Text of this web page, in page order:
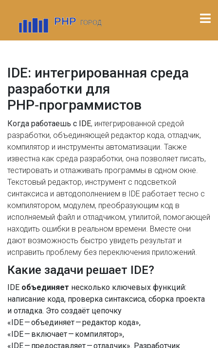
IDE: интегрированная среда
разработки для
PHP‑программистов
Когда работаешь с IDE, интегрированной средой
разработки, объединяющей редактор кода, отладчик,
компилятор и инструменты автоматизации . Также
известна как среда разработки, она позволяет писать,
тестировать и отлаживать программы в одном окне.
Текстовый редактор, инструмент с подсветкой
синтаксиса и автодополнением в IDE работает тесно с
компилятором, модулем, преобразующим код в
исполняемый файл и отладчиком, утилитой, помогающей
находить ошибки в реальном времени . Вместе они
дают возможность быстро увидеть результат и
исправить проблему без переключения приложений.
Какие задачи решает IDE?
IDE объединяет несколько ключевых функций:
написание кода, проверка синтаксиса, сборка проекта
и отладка. Это создаёт цепочку
«IDE — объединяет — редактор кода»,
«IDE — включает — компилятор»,
«IDE — предоставляет — отладчик». Разработчик